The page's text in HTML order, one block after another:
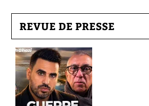
REVUE DE PRESSE